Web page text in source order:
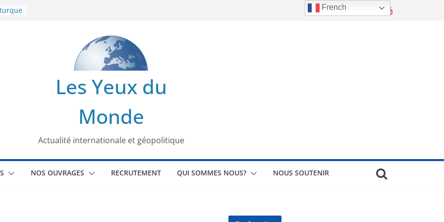
Les Yeux du
Monde
Actualité internationale et géopolitique
NOS OUVRAGES RECRUTEMENT QUI SOMMES NOUS? NOUS SOUTENIR
French